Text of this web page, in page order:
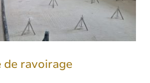
de ravoirage